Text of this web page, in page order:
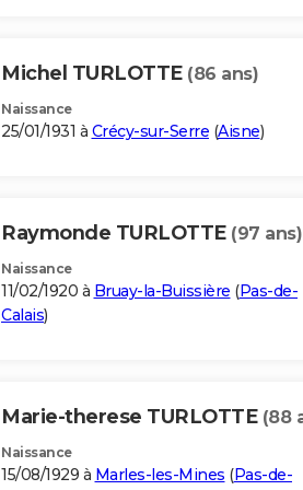
Michel TURLOTTE (86 ans)
Naissance
25/01/1931 à Crécy-sur-Serre (Aisne)
Raymonde TURLOTTE (97 ans)
Naissance
11/02/1920 à Bruay-la-Buissière (Pas-de-
Calais)
Marie-therese TURLOTTE (88
Naissance
15/08/1929 à Marles-les-Mines (Pas-de-